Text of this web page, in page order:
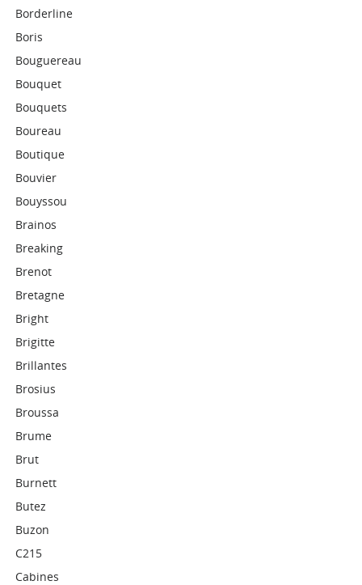
Borderline
Boris
Bouguereau
Bouquet
Bouquets
Boureau
Boutique
Bouvier
Bouyssou
Brainos
Breaking
Brenot
Bretagne
Bright
Brigitte
Brillantes
Brosius
Broussa
Brume
Brut
Burnett
Butez
Buzon
C215
Cabines